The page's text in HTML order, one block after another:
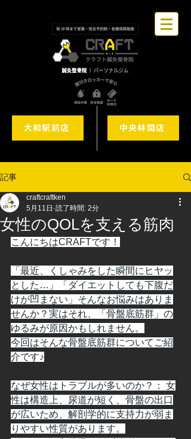
大和駅前店 中央林間店
記事
女性のQOLを支える筋肉
craftcraftken
5月11日 読了時間: 2分
こんにちはCRAFTです！
「最近、くしゃみをした瞬間にヒヤッ
とした…」「ダイエットしても下腹だ
けが凹まない」そんなお悩みはありま
せんか？実はそれ、「骨盤底筋群」の
ゆるみが原因かもしれません。
今回はそんな骨盤底筋群についてご紹
介です♪
なぜ女性はトラブルが多いのか？： 女
性は構造上、尿道が短く、骨盤の出口
が広いため、解剖学的に支持力が弱ま
りやすい性質があります。